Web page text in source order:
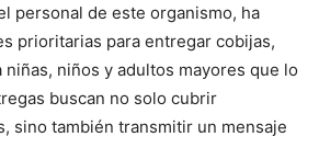
personal de este organismo, ha
prioritarias para entregar cobijas,
niñas, niños y adultos mayores que lo
buscan no solo cubrir
sino también transmitir un mensaje